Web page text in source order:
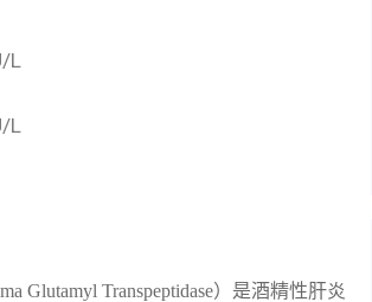
L
L
Glutamyl Transpeptidase） 是酒精性肝炎